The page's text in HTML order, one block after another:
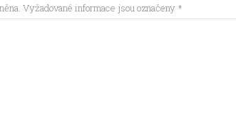
Vyžadované informace jsou označeny *